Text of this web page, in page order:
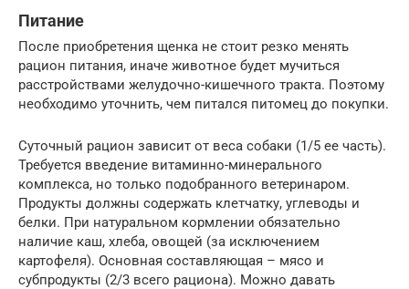
Питание
После приобретения щенка не стоит резко менять
рацион питания, иначе животное будет мучиться
расстройствами желудочно-кишечного тракта. Поэтому
необходимо уточнить, чем питался питомец до покупки.
Суточный рацион зависит от веса собаки (1/5 ее часть).
Требуется введение витаминно-минерального
комплекса, но только подобранного ветеринаром.
Продукты должны содержать клетчатку, углеводы и
белки. При натуральном кормлении обязательно
наличие каш, хлеба, овощей (за исключением
картофеля). Основная составляющая – мясо и
субпродукты (2/3 всего рациона). Можно давать